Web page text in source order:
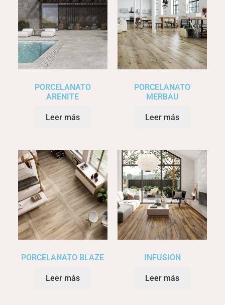
PORCELANATO
ARENITE
Leer más
PORCELANATO
MERBAU
Leer más
PORCELANATO BLAZE
Leer más
INFUSION
Leer más